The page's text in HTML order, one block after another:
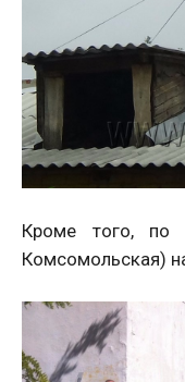
Кроме того, по
Комсомольская)